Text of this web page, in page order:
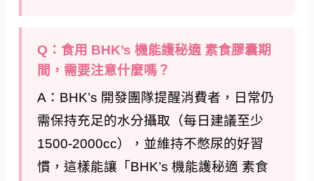
Q：食用 BHK’s 機能護秘適 素食膠囊期
間，需要注意什麼嗎？
A：BHK’s 開發團隊提醒消費者，日常仍
需保持充足的水分攝取（每日建議至少
1500-2000cc），並維持不憋尿的好習
慣，這樣能讓「BHK’s 機能護秘適 素食